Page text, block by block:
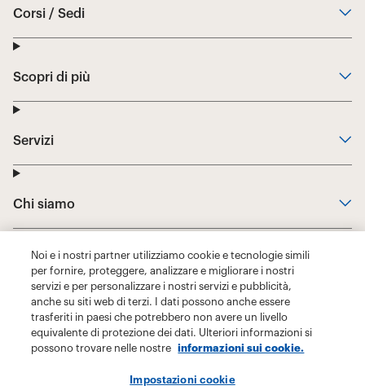
Noi e i nostri partner utilizziamo cookie e tecnologie simili
per fornire, proteggere, analizzare e migliorare i nostri
servizi e per personalizzare i nostri servizi e pubblicità,
anche su siti web di terzi. I dati possono anche essere
trasferiti in paesi che potrebbero non avere un livello
equivalente di protezione dei dati. Ulteriori informazioni si
possono trovare nelle nostre
informazioni sui cookie.
Impostazioni cookie